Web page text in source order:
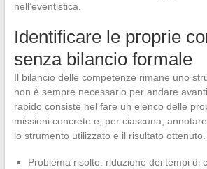
nell’eventistica.
Identificare le proprie
senza bilancio formale
Il bilancio delle competenze rimane uno
non è sempre necessario per andare
rapido consiste nel fare un elenco delle
missioni concrete e, per ciascuna,
lo strumento utilizzato e il risultato ottenuto.
Problema risolto: riduzione dei tempi di